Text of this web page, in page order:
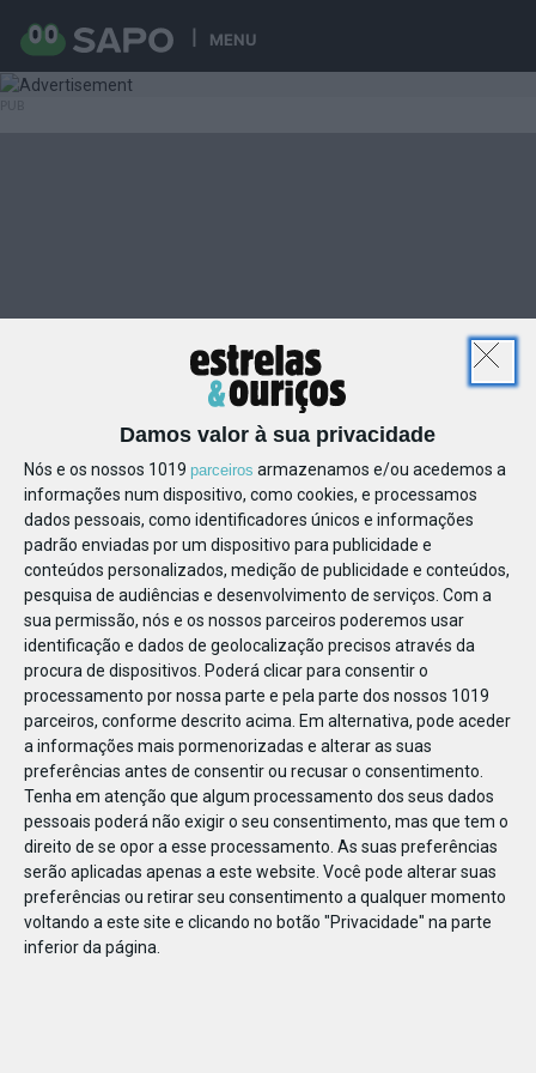
MENU
Damos valor à sua privacidade
Nós e os nossos 1019 parceiros armazenamos e/ou acedemos a
informações num dispositivo, como cookies, e processamos
dados pessoais, como identificadores únicos e informações
padrão enviadas por um dispositivo para publicidade e
conteúdos personalizados, medição de publicidade e conteúdos,
pesquisa de audiências e desenvolvimento de serviços. Com a
sua permissão, nós e os nossos parceiros poderemos usar
identificação e dados de geolocalização precisos através da
procura de dispositivos. Poderá clicar para consentir o
processamento por nossa parte e pela parte dos nossos 1019
parceiros, conforme descrito acima. Em alternativa, pode aceder
a informações mais pormenorizadas e alterar as suas
preferências antes de consentir ou recusar o consentimento.
Tenha em atenção que algum processamento dos seus dados
pessoais poderá não exigir o seu consentimento, mas que tem o
direito de se opor a esse processamento. As suas preferências
serão aplicadas apenas a este website. Você pode alterar suas
preferências ou retirar seu consentimento a qualquer momento
voltando a este site e clicando no botão "Privacidade" na parte
inferior da página.
64189506579263